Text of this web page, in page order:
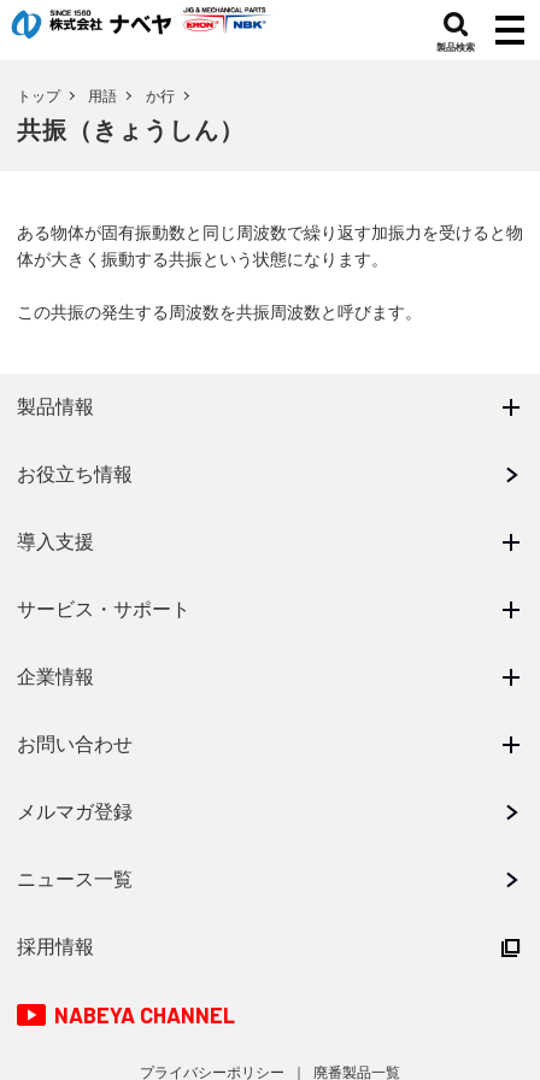
製品検索
トップ 用語 か行
共振（きょうしん）
ある物体が固有振動数と同じ周波数で繰り返す加振力を受けると物
体が大きく振動する共振という状態になります。
この共振の発生する周波数を共振周波数と呼びます。
製品情報
お役立ち情報
導入支援
サービス・サポート
企業情報
お問い合わせ
メルマガ登録
ニュース一覧
採用情報
NABEYA CHANNEL
プライバシーポリシー 廃番製品一覧